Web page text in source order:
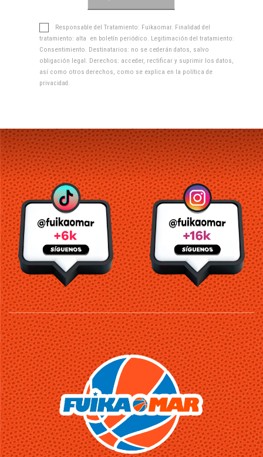
Responsable del Tratamiento: Fuikaomar. Finalidad del
tratamiento: alta en boletín periódico. Legitimación del tratamiento:
Consentimiento. Destinatarios: no se cederán datos, salvo
obligación legal. Derechos: acceder, rectificar y suprimir los datos,
así como otros derechos, como se explica en la política de
privacidad .